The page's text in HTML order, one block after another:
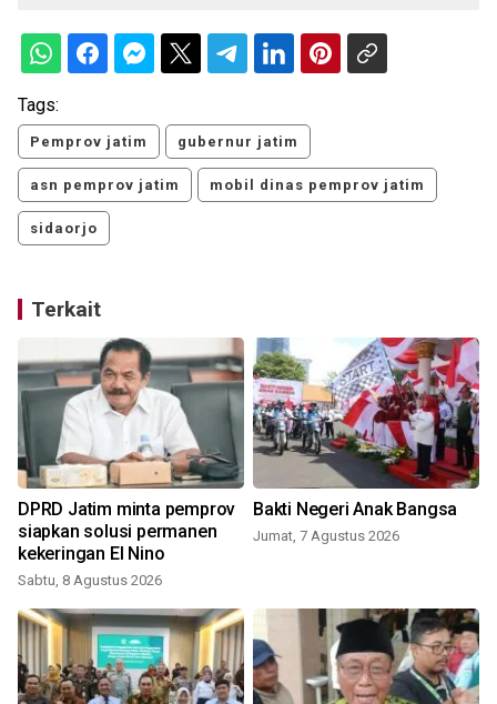
Tags:
Pemprov jatim gubernur jatim
asn pemprov jatim mobil dinas pemprov jatim
sidaorjo
Terkait
DPRD Jatim minta pemprov
siapkan solusi permanen
kekeringan El Nino
Sabtu, 8 Agustus 2026
Bakti Negeri Anak Bangsa
Jumat, 7 Agustus 2026